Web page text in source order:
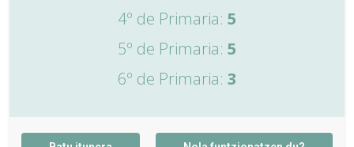
4º de Primaria: 5
5º de Primaria: 5
6º de Primaria: 3